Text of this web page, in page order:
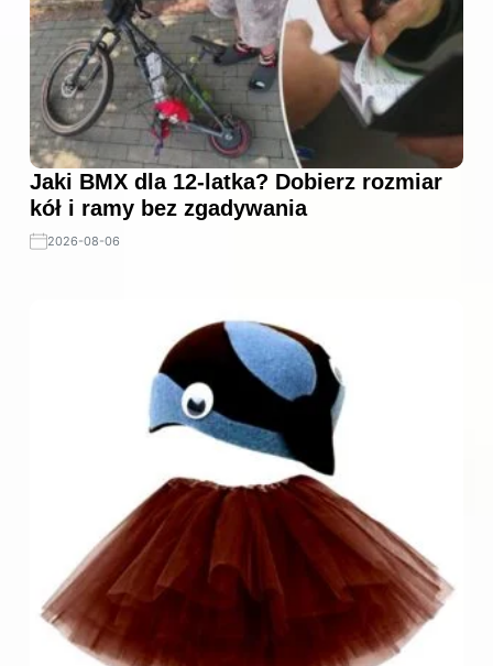
Jaki BMX dla 12-latka? Dobierz rozmiar
kół i ramy bez zgadywania
2026-08-06